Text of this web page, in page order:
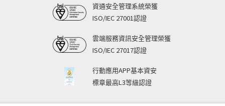
資通安全管理系統榮獲
ISO/IEC 27001認證
雲端服務資訊安全管理榮獲
ISO/IEC 27017認證
行動應用APP基本資安
標章最高L3等級認證